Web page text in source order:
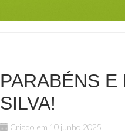
PARABÉNS E
SILVA!
Criado em 10 junho 2025